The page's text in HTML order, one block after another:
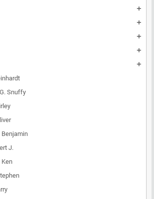
add
add
add
add
add
Snuffy
Benjamin
J.
Ken